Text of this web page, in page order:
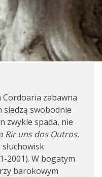
Cordoaria zabawna
siedzą swobodnie
zwykle spada, nie
Rir uns dos Outros,
2001). W bogatym
barokowym